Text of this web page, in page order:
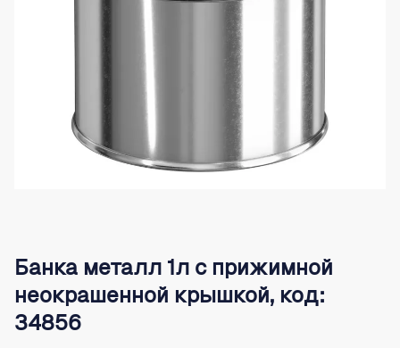
Банка металл 1л с прижимной
неокрашенной крышкой, код:
34856